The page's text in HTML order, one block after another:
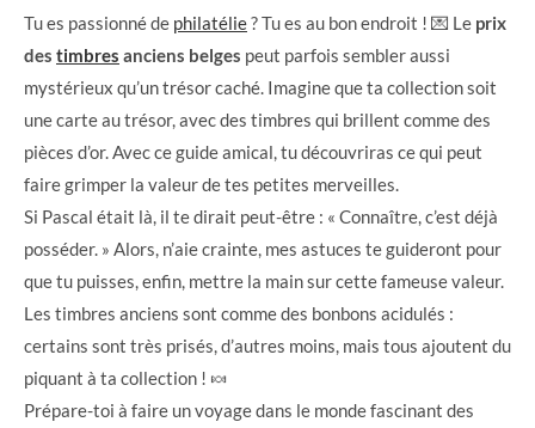
Tu es passionné de philatélie? Tu es au bon endroit ! 💌 Le prix
des timbres anciens belges peut parfois sembler aussi
mystérieux qu’un trésor caché. Imagine que ta collection soit
une carte au trésor, avec des timbres qui brillent comme des
pièces d’or. Avec ce guide amical, tu découvriras ce qui peut
faire grimper la valeur de tes petites merveilles.
Si Pascal était là, il te dirait peut-être : « Connaître, c’est déjà
posséder. » Alors, n’aie crainte, mes astuces te guideront pour
que tu puisses, enfin, mettre la main sur cette fameuse valeur.
Les timbres anciens sont comme des bonbons acidulés :
certains sont très prisés, d’autres moins, mais tous ajoutent du
piquant à ta collection ! 🍬
Prépare-toi à faire un voyage dans le monde fascinant des